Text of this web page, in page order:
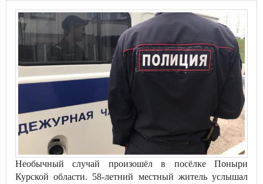
Необычный случай произошёл в посёлке Поныри
Курской области. 58-летний местный житель услышал